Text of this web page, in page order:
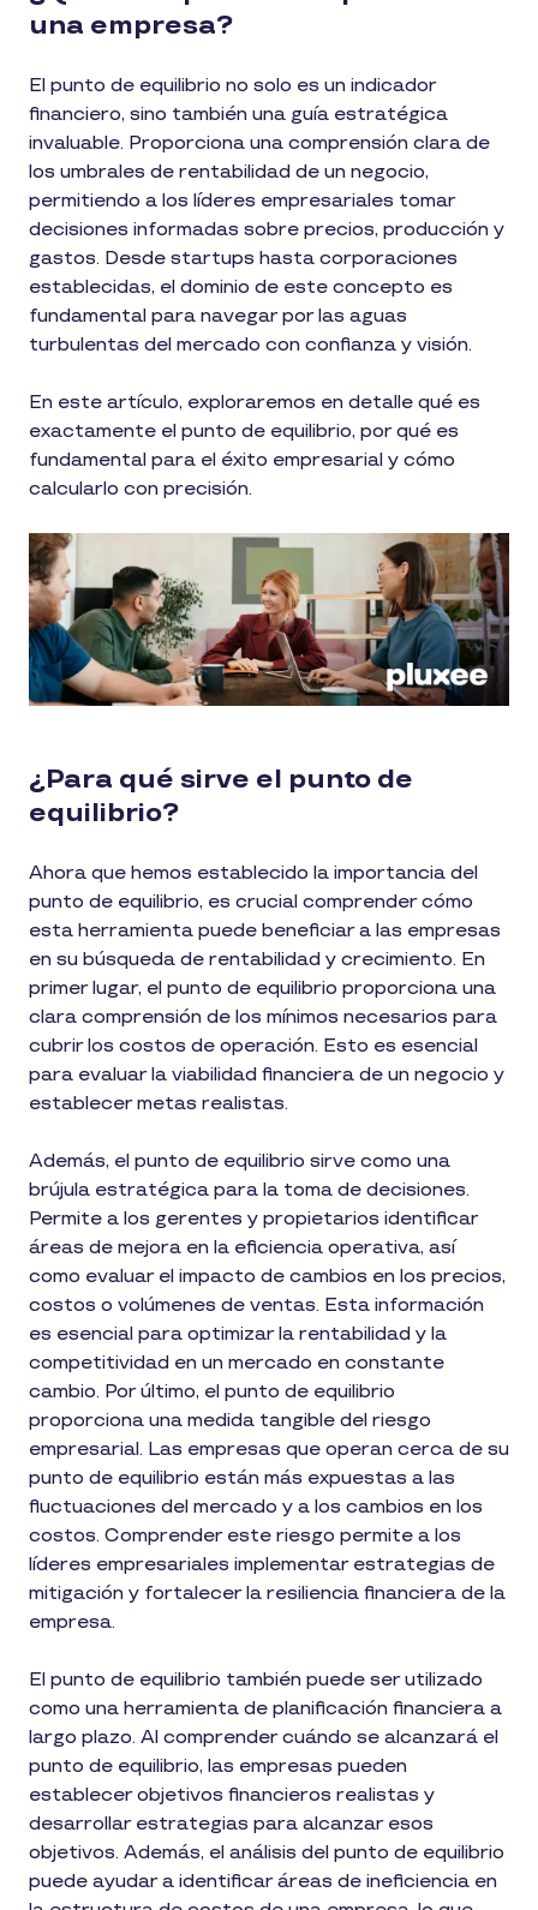
una empresa?
El punto de equilibrio no solo es un indicador
financiero, sino también una guía estratégica
invaluable. Proporciona una comprensión clara de
los umbrales de rentabilidad de un negocio,
permitiendo a los líderes empresariales tomar
decisiones informadas sobre precios, producción y
gastos. Desde startups hasta corporaciones
establecidas, el dominio de este concepto es
fundamental para navegar por las aguas
turbulentas del mercado con confianza y visión.
En este artículo, exploraremos en detalle qué es
exactamente el punto de equilibrio, por qué es
fundamental para el éxito empresarial y cómo
calcularlo con precisión.
¿Para qué sirve el punto de
equilibrio?
Ahora que hemos establecido la importancia del
punto de equilibrio, es crucial comprender cómo
esta herramienta puede beneficiar a las empresas
en su búsqueda de rentabilidad y crecimiento. En
primer lugar, el punto de equilibrio proporciona una
clara comprensión de los mínimos necesarios para
cubrir los costos de operación. Esto es esencial
para evaluar la viabilidad financiera de un negocio y
establecer metas realistas.
Además, el punto de equilibrio sirve como una
brújula estratégica para la toma de decisiones.
Permite a los gerentes y propietarios identificar
áreas de mejora en la eficiencia operativa, así
como evaluar el impacto de cambios en los precios,
costos o volúmenes de ventas. Esta información
es esencial para optimizar la rentabilidad y la
competitividad en un mercado en constante
cambio. Por último, el punto de equilibrio
proporciona una medida tangible del riesgo
empresarial. Las empresas que operan cerca de su
punto de equilibrio están más expuestas a las
fluctuaciones del mercado y a los cambios en los
costos. Comprender este riesgo permite a los
líderes empresariales implementar estrategias de
mitigación y fortalecer la resiliencia financiera de la
empresa.
El punto de equilibrio también puede ser utilizado
como una herramienta de planificación financiera a
largo plazo. Al comprender cuándo se alcanzará el
punto de equilibrio, las empresas pueden
establecer objetivos financieros realistas y
desarrollar estrategias para alcanzar esos
objetivos. Además, el análisis del punto de equilibrio
puede ayudar a identificar áreas de ineficiencia en